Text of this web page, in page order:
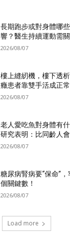
長期跑步或對身體哪
響？醫生持續運動需關
2026/08/07
樓上縫紉機，樓下透
癥患者靠雙手活成正常
2026/08/07
老人愛吃魚對身體有
研究表明：比同齡人會
2026/08/07
糖尿病腎病要“保命”，
個關鍵數！
2026/08/07
Load more